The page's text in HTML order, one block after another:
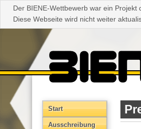
Der BIENE-Wettbewerb war ein Projekt
Diese Webseite wird nicht weiter
Start
Aus­schreibung